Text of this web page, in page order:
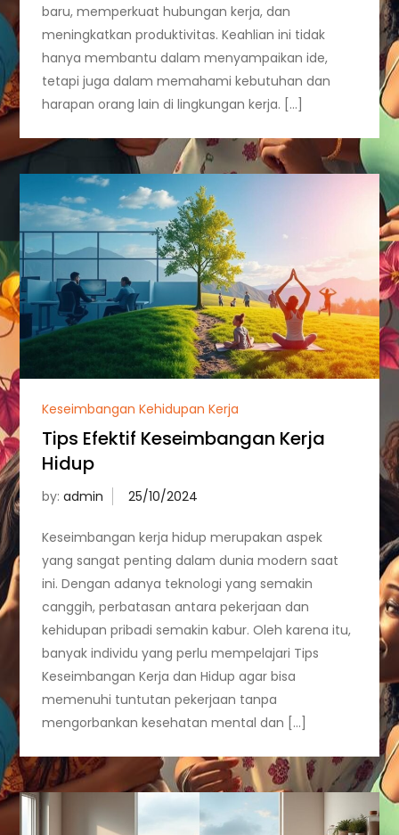
baru, memperkuat hubungan kerja, dan
meningkatkan produktivitas. Keahlian ini tidak
hanya membantu dalam menyampaikan ide,
tetapi juga dalam memahami kebutuhan dan
harapan orang lain di lingkungan kerja. […]
Keseimbangan Kehidupan Kerja
Tips Efektif Keseimbangan Kerja
Hidup
by:admin
Keseimbangan kerja hidup merupakan aspek
yang sangat penting dalam dunia modern saat
ini. Dengan adanya teknologi yang semakin
canggih, perbatasan antara pekerjaan dan
kehidupan pribadi semakin kabur. Oleh karena itu,
banyak individu yang perlu mempelajari Tips
Keseimbangan Kerja dan Hidup agar bisa
memenuhi tuntutan pekerjaan tanpa
mengorbankan kesehatan mental dan […]